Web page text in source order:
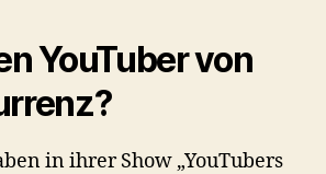
YouTuber von
in ihrer Show „YouTubers